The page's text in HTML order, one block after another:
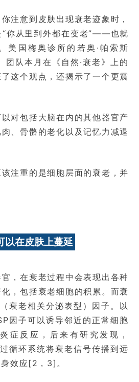
注意到皮肤出现衰老迹象时，
“你从里到外都在变老”——也就
美国梅奥诊所的若奥·帕索斯
团队本月在《自然·衰老》上的
这个观点，还揭示了一个更震
对包括大脑在内的其他器官产
、骨骼的老化以及记忆力减退
注重的是细胞层面的衰老，并
以在皮肤上蔓延
，在衰老过程中会表现出各种
，包括衰老细胞的积累。而衰
衰老相关分泌表型）因子。以
因子可以诱导邻近的正常细胞
症反应，后来有研究发现，
循环系统将衰老信号传播到远
效应[2，3]。